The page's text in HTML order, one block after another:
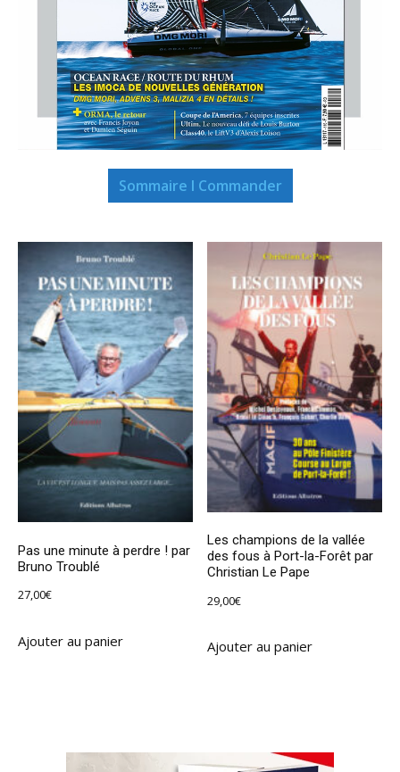
Sommaire I Commander
Pas une minute à perdre ! par
Bruno Troublé
27,00€
Ajouter au panier
Les champions de la vallée
des fous à Port-la-Forêt par
Christian Le Pape
29,00€
Ajouter au panier